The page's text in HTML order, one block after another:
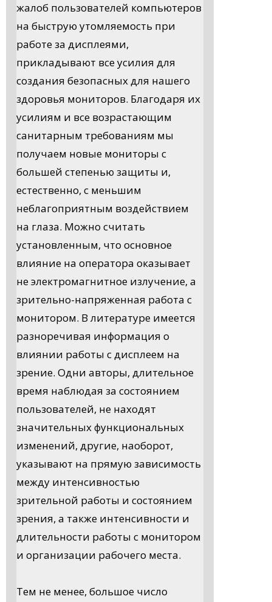
жалоб пользователей компьютеров
на быструю утомляемость при
работе за дисплеями,
прикладывают все усилия для
создания безопасных для нашего
здоровья мониторов. Благодаря их
усилиям и все возрастающим
санитарным требованиям мы
получаем новые мониторы с
большей степенью защиты и,
естественно, с меньшим
неблагоприятным воздействием
на глаза. Можно считать
установленным, что основное
влияние на оператора оказывает
не электромагнитное излучение, а
зрительно-напряженная работа с
монитором. В литературе имеется
разноречивая информация о
влиянии работы с дисплеем на
зрение. Одни авторы, длительное
время наблюдая за состоянием
пользователей, не находят
значительных функциональных
изменений, другие, наоборот,
указывают на прямую зависимость
между интенсивностью
зрительной работы и состоянием
зрения, а также интенсивности и
длительности работы с монитором
и организации рабочего места.
Тем не менее, большое число